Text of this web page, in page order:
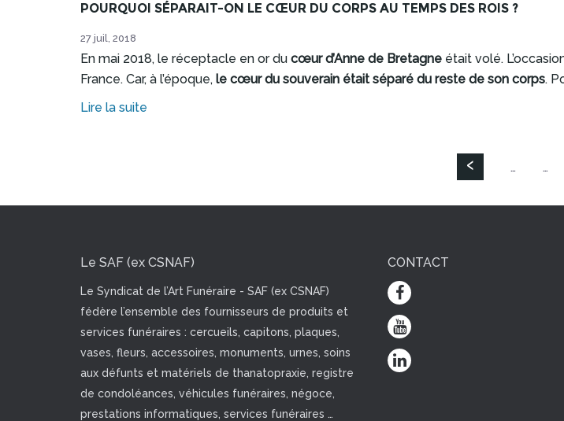
POURQUOI SÉPARAIT-ON LE CŒUR DU CORPS AU TEMPS DES ROIS ?
27 juil, 2018
En mai 2018, le réceptacle en or du cœur d’Anne de Bretagne était volé.
France. Car, à l’époque, le cœur du souverain était séparé du reste de son corps.
Lire la suite
‹ … …
Le SAF (ex CSNAF)
Le Syndicat de l’Art Funéraire - SAF (ex CSNAF)
fédère l’ensemble des fournisseurs de produits et
services funéraires : cercueils, capitons, plaques,
vases, fleurs, accessoires, monuments, urnes, soins
aux défunts et matériels de thanatopraxie, registre
de condoléances, véhicules funéraires, négoce,
prestations informatiques, services funéraires …
CONTACT